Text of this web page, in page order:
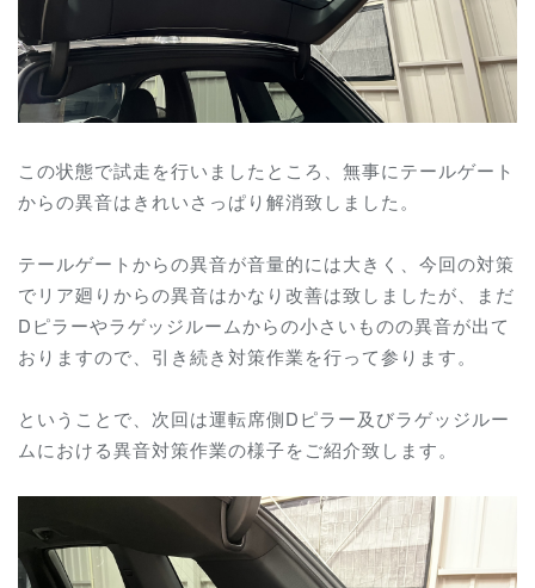
この状態で試走を行いましたところ、無事にテールゲート
からの異音はきれいさっぱり解消致しました。
テールゲートからの異音が音量的には大きく、今回の対策
でリア廻りからの異音はかなり改善は致しましたが、まだ
Dピラーやラゲッジルームからの小さいものの異音が出て
おりますので、引き続き対策作業を行って参ります。
ということで、次回は運転席側Dピラー及びラゲッジルー
ムにおける異音対策作業の様子をご紹介致します。